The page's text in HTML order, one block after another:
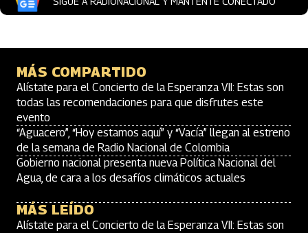
MÁS COMPARTIDO
Alístate para el Concierto de la Esperanza VII: Estas son
todas las recomendaciones para que disfrutes este
evento
“Aguacero”, “Hoy estamos aquí” y “Vacía” llegan al estreno
de la semana de Radio Nacional de Colombia
Gobierno nacional presenta nueva Política Nacional del
Agua, de cara a los desafíos climáticos actuales
MÁS LEÍDO
Alístate para el Concierto de la Esperanza VII: Estas son